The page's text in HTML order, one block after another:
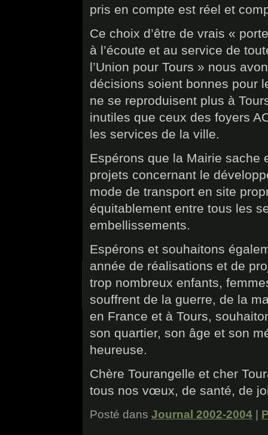
pris en compte est réel et
Ce choix d’être de vrais «
à l’écoute et au service de
l’Union pour Tours » nous
décisions soient bonnes pour
ne se reproduisent plus à
inutiles que ceux des foyers
les services de la ville.
Espérons que la Mairie sache
projets concernant le
mode de transport en site
équitablement entre tous les
embellissements.
Espérons et souhaitons
année de réalisations et de
trop nombreux enfants,
souffrent de la guerre, de la
en France et à Tours,
son quartier, son âge et son
heureuse.
Chère Tourangelle et cher
tous nos vœux, de santé, de
Posté dans Journal 2002-2004 |